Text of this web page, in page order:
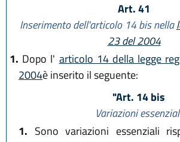
Art. 41
Inserimento dell'articolo 14 bis nella
23 del 2004
1. Dopo l' articolo 14 della legge
2004è inserito il seguente:
"Art. 14 bis
Variazioni
1. Sono variazioni essenziali